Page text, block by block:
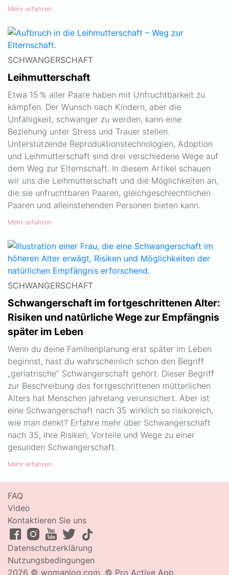
Mehr erfahren
SCHWANGERSCHAFT
Leihmutterschaft
Etwa 15 % aller Paare haben mit Unfruchtbarkeit zu
kämpfen. Der Wunsch nach Kindern, aber die
Unfähigkeit, schwanger zu werden, kann eine
Beziehung unter Stress und Trauer stellen.
Unterstützende Reproduktionstechnologien, Adoption
und Leihmutterschaft sind drei verschiedene Wege auf
dem Weg zur Elternschaft. In diesem Artikel schauen
wir uns die Leihmutterschaft und die Möglichkeiten an,
die sie unfruchtbaren Paaren, gleichgeschlechtlichen
Paaren und alleinstehenden Personen bieten kann.
Mehr erfahren
SCHWANGERSCHAFT
Schwangerschaft im fortgeschrittenen Alter:
Risiken und natürliche Wege zur Empfängnis
später im Leben
Wenn du deine Familienplanung erst später im Leben
beginnst, hast du wahrscheinlich schon den Begriff
„geriatrische“ Schwangerschaft gehört. Dieser Begriff
zur Beschreibung des fortgeschrittenen mütterlichen
Alters hat Menschen jahrelang verunsichert. Aber ist
eine Schwangerschaft nach 35 wirklich so risikoreich,
wie man denkt? Erfahre mehr über Schwangerschaft
nach 35, ihre Risiken, Vorteile und Wege zu einer
gesunden Schwangerschaft.
Mehr erfahren
Datenschutzerklärung
Nutzungsbedingungen
2026 © womanlog.com, © Pro Active App
FAQ
Video
Kontaktieren Sie uns